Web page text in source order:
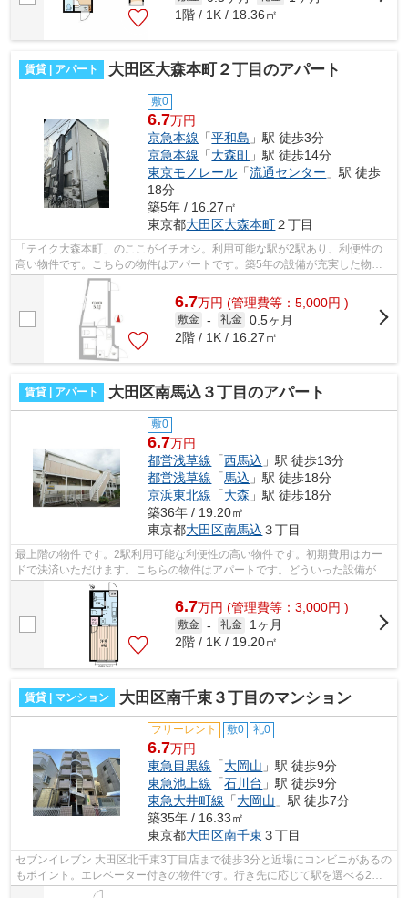
1階 / 1K / 18.36㎡
賃貸 | アパート 大田区大森本町２丁目のアパート
敷0
6.7万円
京急本線 「平和島 」駅 徒歩3分
京急本線 「大森町 」駅 徒歩14分
東京モノレール 「流通センター 」駅 徒歩
18分
築5年 / 16.27㎡
東京都大田区大森本町２丁目
「テイク大森本町」のここがイチオシ。利用可能な駅が2駅あり、利便性の
高い物件です。こちらの物件はアパートです。築5年の設備が充実した物件
となっています。できるだけ早めに不動...
6.7万円 (管理費等：5,000円 )
敷金 - 礼金 0.5ヶ月
2階 / 1K / 16.27㎡
賃貸 | アパート 大田区南馬込３丁目のアパート
敷0
6.7万円
都営浅草線 「西馬込 」駅 徒歩13分
都営浅草線 「馬込 」駅 徒歩18分
京浜東北線 「大森 」駅 徒歩18分
築36年 / 19.20㎡
東京都大田区南馬込 ３丁目
最上階の物件です。2駅利用可能な利便性の高い物件です。初期費用はカー
ドで決済いただけます。こちらの物件はアパートです。どういった設備が必
要で、どういった条件を望んでいるのか...
6.7万円 (管理費等：3,000円 )
敷金 - 礼金
1ヶ月
2階 / 1K / 19.20㎡
賃貸 | マンション 大田区南千束３丁目のマンション
フリーレント 敷0 礼0
6.7万円
東急目黒線 「大岡山 」駅 徒歩9分
東急池上線 「石川台 」駅 徒歩9分
東急大井町線 「大岡山 」駅 徒歩7分
築35年 / 16.33㎡
東京都大田区南千束３丁目
セブンイレブン 大田区北千束3丁目店まで徒歩3分と近場にコンビニがあるの
もポイント。エレベーター付きの物件です。行き先に応じて駅を選べる2駅
利用可能な物件です。駅から徒歩9分の...